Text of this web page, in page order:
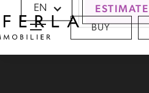
BUY
EN ESTIMATE
Cookies management panel